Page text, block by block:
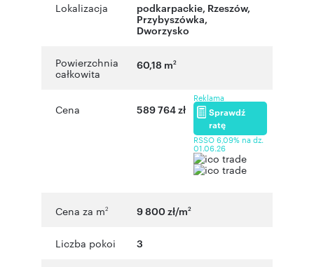
Lokalizacja podkarpackie, Rzeszów,
Przybyszówka,
Dworzysko
Powierzchnia
całkowita
60,18 m2
Cena 589 764 zł
Reklama
Sprawdź
ratę
RSSO 6,09% na dz.
01.06.26
Cena za m2 9 800 zł/m2
Liczba pokoi 3